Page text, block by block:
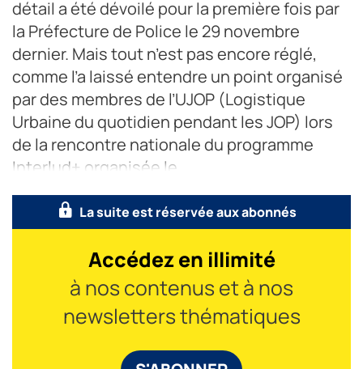
détail a été dévoilé pour la première fois par
la Préfecture de Police le 29 novembre
dernier. Mais tout n’est pas encore réglé,
comme l’a laissé entendre un point organisé
par des membres de l’UJOP (Logistique
Urbaine du quotidien pendant les JOP) lors
de la rencontre nationale du programme
Interlud+ organisée le
La suite est réservée aux abonnés
Accédez en illimité
à nos contenus et à nos
newsletters thématiques